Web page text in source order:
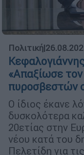
Πολιτική|
«Απαξίωσε
πυροσβεστών
Ο ίδιος έκανε
δυσκολότερα
20ετίας στην
νέου κατά του
Πελετίδη για